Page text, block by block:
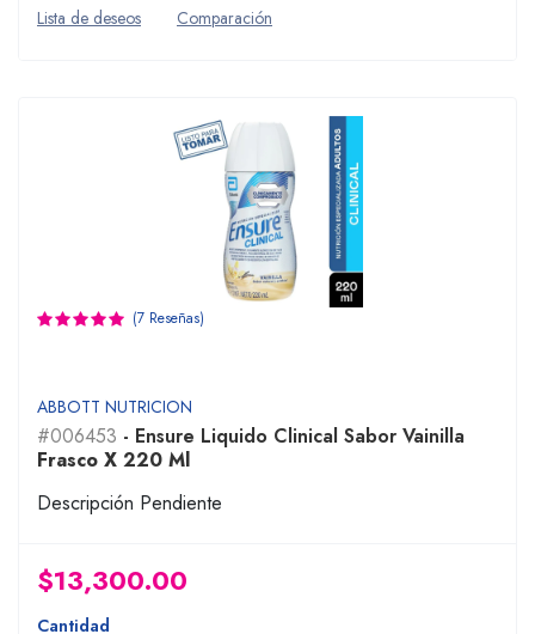
Lista de deseos Comparación
(7 Reseñas)
ABBOTT NUTRICION
#006453 - Ensure Liquido Clinical Sabor Vainilla
Frasco X 220 Ml
Descripción Pendiente
$13,300.00
Cantidad